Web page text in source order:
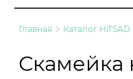
Главная Каталог
Скамейка